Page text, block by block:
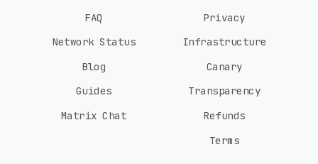
FAQ
Network Status
Blog
Guides
Matrix Chat
Privacy
Infrastructure
Canary
Transparency
Refunds
Terms